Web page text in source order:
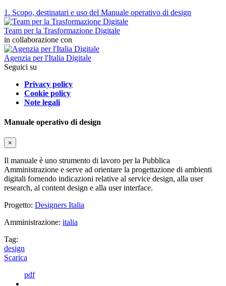
1. Scopo, destinatari e uso del Manuale operativo di design
Team per la Trasformazione Digitale
in collaborazione con
Agenzia per l'Italia Digitale
Seguici su
Privacy policy
Cookie policy
Note legali
Manuale operativo di design
×
Il manuale è uno strumento di lavoro per la Pubblica
Amministrazione e serve ad orientare la progettazione di ambienti
digitali fornendo indicazioni relative al service design, alla user
research, al content design e alla user interface.
Progetto: Designers Italia
Amministrazione: italia
Tag:
design
Scarica
pdf